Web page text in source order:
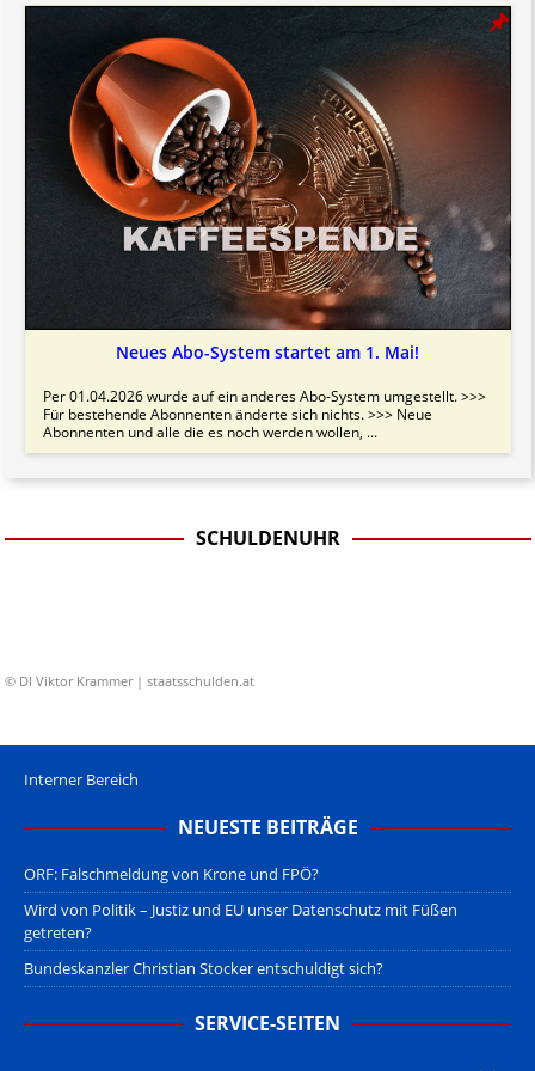
Neues Abo-System startet am 1. Mai!
Per 01.04.2026 wurde auf ein anderes Abo-System umgestellt. >>>
Für bestehende Abonnenten änderte sich nichts. >>> Neue
Abonnenten und alle die es noch werden wollen, ...
SCHULDENUHR
© DI Viktor Krammer | staatsschulden.at
Interner Bereich
NEUESTE BEITRÄGE
ORF: Falschmeldung von Krone und FPÖ?
Wird von Politik – Justiz und EU unser Datenschutz mit Füßen
getreten?
Bundeskanzler Christian Stocker entschuldigt sich?
SERVICE-SEITEN